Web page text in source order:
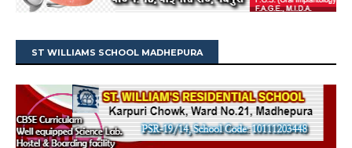
ST WILLIAMS SCHOOL MADHEPURA